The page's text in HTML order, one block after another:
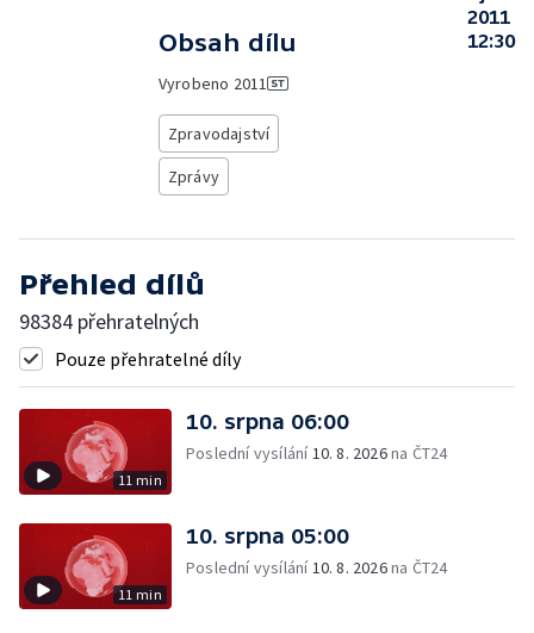
Obsah dílu
Vyrobeno 2011
Zpravodajství
Zprávy
2011
12:30
Přehled dílů
98384 přehratelných
Pouze přehratelné díly
11 min
10. srpna 06:00
Poslední vysílání10. 8. 2026na ČT24
11 min
10. srpna 05:00
Poslední vysílání10. 8. 2026na ČT24